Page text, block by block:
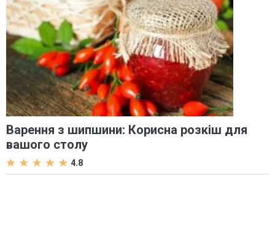
Варення з шипшини: Корисна розкіш для
вашого столу
4.8